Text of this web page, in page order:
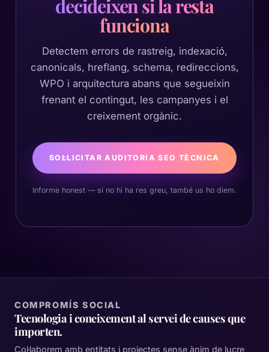
decideixen si la resta
funciona
Detectem errors de rastreig, indexació,
canonicals, hreflang, schema, redireccions,
WPO i arquitectura abans que segueixin
frenant el contingut, les campanyes i el
creixement orgànic.
SOL·LICITAR AUDITORIA SEO TÈCNICA
Informe honest — si no hi ha res greu, també us ho diem.
COMPROMÍS SOCIAL
Tecnologia i coneixement al servei de causes que
importen.
Col·laborem amb entitats i projectes sense ànim de lucre